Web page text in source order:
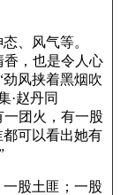
、风气等。
香，也是令人心
风挟着黑烟吹
·赵丹同
团火，有一股
都可以看出她有
股土匪；一股